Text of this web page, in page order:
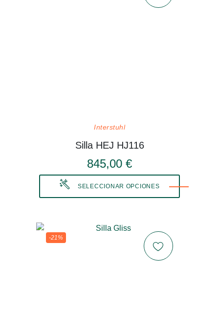
Interstuhl
Silla HEJ HJ116
845,00 €
SELECCIONAR OPCIONES
-21%